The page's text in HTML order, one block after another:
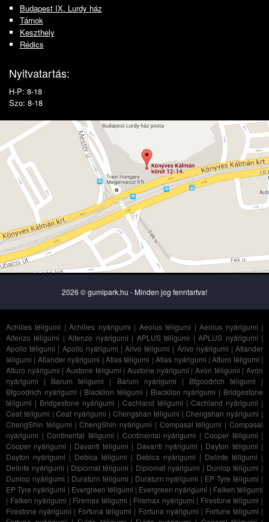
Budapest IX. Lurdy ház
Tárnok
Keszthely
Rédics
Nyitvatartás:
H-P: 8-18
Szo: 8-18
2026 © gumipark.hu - Minden jog fenntartva!
Achilles téligumi |Achilles nyárigumi | Aeolus téligumi |Aeolus nyárigumi |
Altenzo téligumi |Altenzo nyárigumi | APLUS téligumi |APLUS nyárigumi |
Apollo téligumi | Apollo nyárigumi |Arivo téligumi | Arivo nyárigumi |Atlander
téligumi | Atlander nyárigumi | Atlas téligumi |Atlas nyárigumi |Atturo téligumi |
Atturo nyárigumi |Austone téligumi |Austone nyárigumi |Avon téligumi |Avon
nyárigumi | Barum téligumi | Barum nyárigumi | Bfgoodrich téligumi |
Bfgoodrich nyárigumi | Blacklion téligumi | Blacklion nyárigumi | Bridgestone
téligumi | Bridgestone nyárigumi | Cachland téligumi | Cachland nyárigumi |
Ceat téligumi |Ceat nyárigumi | Chengshan téligumi |Chengshan nyárigumi |
ChengShin téligumi |ChengShin nyárigumi | Compasal téligumi |Compasal
nyárigumi | Continental téligumi | Continental nyárigumi | Cooper téligumi |
Cooper nyárigumi | Davanti téligumi | Davanti nyárigumi | Dayton téligumi |
Dayton nyárigumi | Debica téligumi | Debica nyárigumi | Delinte téligumi |
Delinte nyárigumi | Diplomat téligumi | Diplomat nyárigumi | Dunlop téligumi |
Dunlop nyárigumi | Duraturn téligumi | Duraturn nyárigumi | EP Tyre téligumi |
EP Tyre nyárigumi | Evergreen téligumi | Evergreen nyárigumi | Falken téligumi
| Falken nyárigumi | Firemax téligumi | Firemax nyárigumi | Firestone téligumi |
Firestone nyárigumi | Fortuna téligumi | Fortuna nyárigumi | Fortune téligumi |